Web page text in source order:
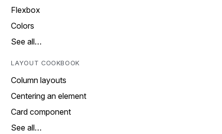
Flexbox
Colors
See all…
LAYOUT COOKBOOK
Column layouts
Centering an element
Card component
See all…